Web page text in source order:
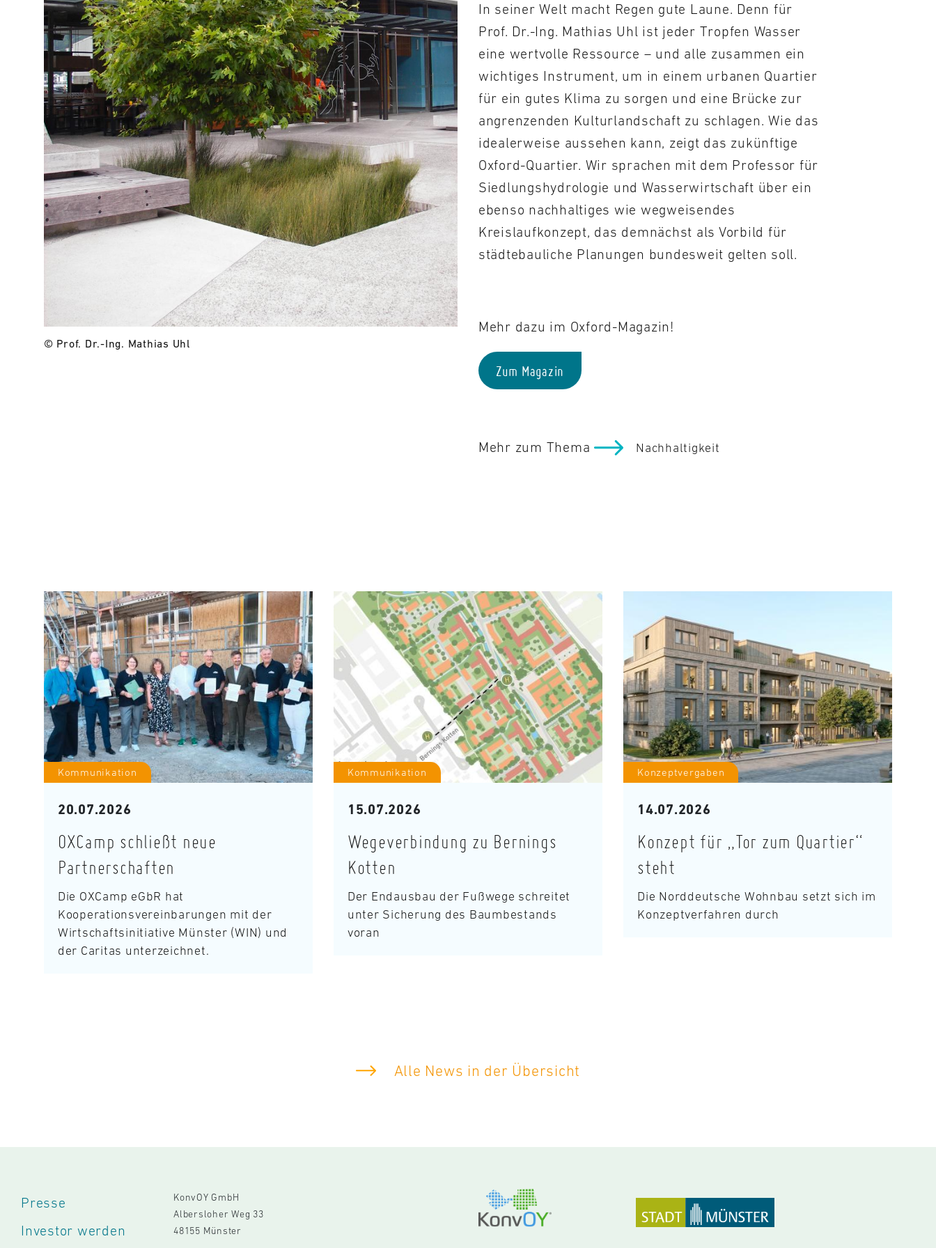
© Prof. Dr.-Ing. Mathias Uhl
In seiner Welt macht Regen gute Laune. Denn für
Prof. Dr.-Ing. Mathias Uhl ist jeder Tropfen Wasser
eine wertvolle Ressource – und alle zusammen ein
wichtiges Instrument, um in einem urbanen Quartier
für ein gutes Klima zu sorgen und eine Brücke zur
angrenzenden Kulturlandschaft zu schlagen. Wie das
idealerweise aussehen kann, zeigt das zukünftige
Oxford-Quartier. Wir sprachen mit dem Professor für
Siedlungshydrologie und Wasserwirtschaft über ein
ebenso nachhaltiges wie wegweisendes
Kreislaufkonzept, das demnächst als Vorbild für
städtebauliche Planungen bundesweit gelten soll.
Mehr dazu im Oxford-Magazin!
Zum Magazin
Mehr zum Thema Nachhaltigkeit
Kommunikation
20.07.2026
OXCamp schließt neue
Partnerschaften
Die OXCamp eGbR hat
Kooperationsvereinbarungen mit der
Wirtschaftsinitiative Münster (WIN) und
der Caritas unterzeichnet.
Kommunikation
15.07.2026
Wegeverbindung zu Bernings
Kotten
Der Endausbau der Fußwege schreitet
unter Sicherung des Baumbestands
voran
Konzeptvergaben
14.07.2026
Konzept für „Tor zum Quartier“
steht
Die Norddeutsche Wohnbau setzt sich im
Konzeptverfahren durch
Alle News in der Übersicht
Presse
Investor werden
KonvOY GmbH
Albersloher Weg 33
48155 Münster